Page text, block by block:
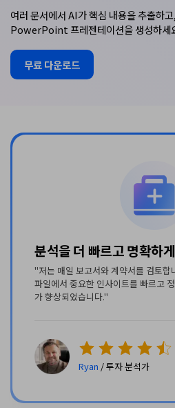
여러 문서에서 AI가 핵심 내용을 추출하
PowerPoint 프레젠테이션을 생성하세
무료 다운로드
다양한 파일 형식을
"저는 고객 요구사항, 기술 가
사용하면 여러 파일 형식의
적의 솔루션을 제공할 수 있습
Emily/ IT 컨설턴트